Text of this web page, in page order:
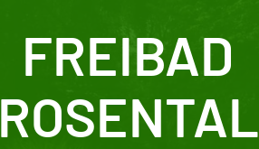
FREIBAD
ROSENTAL